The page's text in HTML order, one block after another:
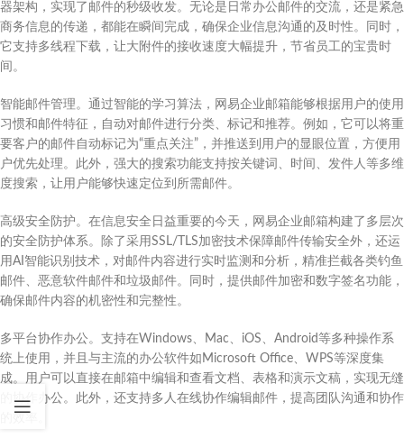
器架构，实现了邮件的秒级收发。无论是日常办公邮件的交流，还是紧急
商务信息的传递，都能在瞬间完成，确保企业信息沟通的及时性。同时，
它支持多线程下载，让大附件的接收速度大幅提升，节省员工的宝贵时
间。
智能邮件管理。通过智能的学习算法，网易企业邮箱能够根据用户的使用
习惯和邮件特征，自动对邮件进行分类、标记和推荐。例如，它可以将重
要客户的邮件自动标记为“重点关注”，并推送到用户的显眼位置，方便用
户优先处理。此外，强大的搜索功能支持按关键词、时间、发件人等多维
度搜索，让用户能够快速定位到所需邮件。
高级安全防护。在信息安全日益重要的今天，网易企业邮箱构建了多层次
的安全防护体系。除了采用SSL/TLS加密技术保障邮件传输安全外，还运
用AI智能识别技术，对邮件内容进行实时监测和分析，精准拦截各类钓鱼
邮件、恶意软件邮件和垃圾邮件。同时，提供邮件加密和数字签名功能，
确保邮件内容的机密性和完整性。
多平台协作办公。支持在Windows、Mac、iOS、Android等多种操作系
统上使用，并且与主流的办公软件如Microsoft Office、WPS等深度集
成。用户可以直接在邮箱中编辑和查看文档、表格和演示文稿，实现无缝
的协作办公。此外，还支持多人在线协作编辑邮件，提高团队沟通和协作